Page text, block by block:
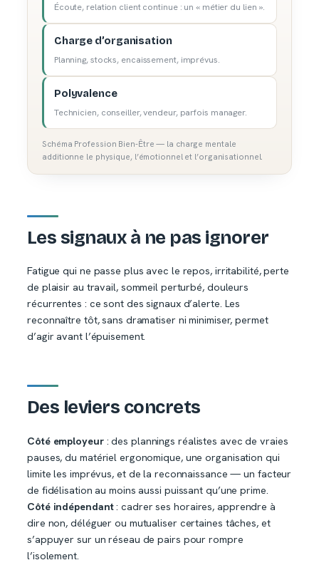
Écoute, relation client continue : un « métier du lien ».
Charge d’organisation
Planning, stocks, encaissement, imprévus.
Polyvalence
Technicien, conseiller, vendeur, parfois manager.
Schéma Profession Bien-Être — la charge mentale
additionne le physique, l’émotionnel et l’organisationnel.
Les signaux à ne pas ignorer
Fatigue qui ne passe plus avec le repos, irritabilité, perte
de plaisir au travail, sommeil perturbé, douleurs
récurrentes : ce sont des signaux d’alerte. Les
reconnaître tôt, sans dramatiser ni minimiser, permet
d’agir avant l’épuisement.
Des leviers concrets
Côté employeur: des plannings réalistes avec de vraies
pauses, du matériel ergonomique, une organisation qui
limite les imprévus, et de la reconnaissance — un facteur
de fidélisation au moins aussi puissant qu’une prime.
Côté indépendant: cadrer ses horaires, apprendre à
dire non, déléguer ou mutualiser certaines tâches, et
s’appuyer sur un réseau de pairs pour rompre
l’isolement.